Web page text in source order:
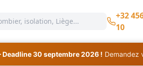
+32
10
30 septembre 2026 ! Demandez